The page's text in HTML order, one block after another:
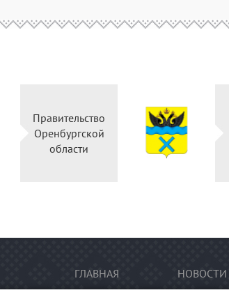
Правительство
Оренбургской
области
ГЛАВНАЯ НОВОСТИ